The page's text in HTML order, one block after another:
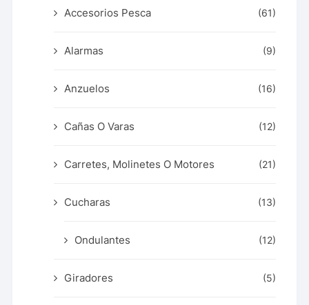
Accesorios Pesca (61)
Alarmas (9)
Anzuelos (16)
Cañas O Varas (12)
Carretes, Molinetes O Motores (21)
Cucharas (13)
Ondulantes (12)
Giradores (5)